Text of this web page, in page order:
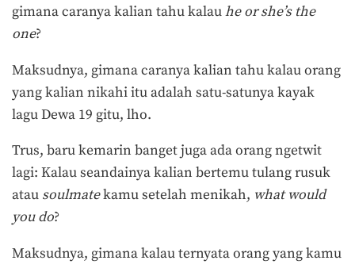
gimana caranya kalian tahu kalauhe or she’s the
one?
Maksudnya, gimana caranya kalian tahu kalau orang
yang kalian nikahi itu adalah satu-satunya kayak
lagu Dewa 19 gitu, lho.
Trus, baru kemarin banget juga ada orang ngetwit
lagi: Kalau seandainya kalian bertemu tulang rusuk
atau soulmatekamu setelah menikah, what would
you do?
Maksudnya, gimana kalau ternyata orang yang kamu